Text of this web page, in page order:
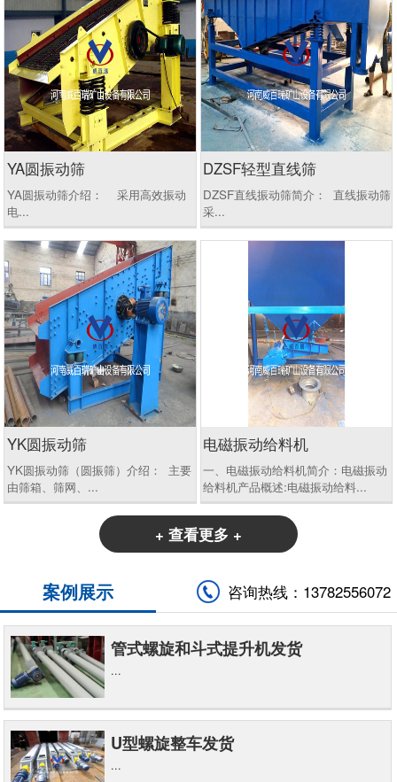
YA圆振动筛
YA圆振动筛介绍： 采用高效振动
电...
DZSF轻型直线筛
DZSF直线振动筛简介： 直线振动筛
采...
YK圆振动筛
YK圆振动筛（圆振筛）介绍： 主要
由筛箱、筛网、...
电磁振动给料机
一、电磁振动给料机简介：电磁振动
给料机产品概述:电磁振动给料...
+ 查看更多 +
咨询热线：13782556072
案例展示
管式螺旋和斗式提升机发货
...
U型螺旋整车发货
...